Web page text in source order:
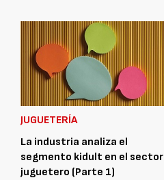
JUGUETERÍA
La industria analiza el
segmento kidult en el sector
juguetero (Parte 1)